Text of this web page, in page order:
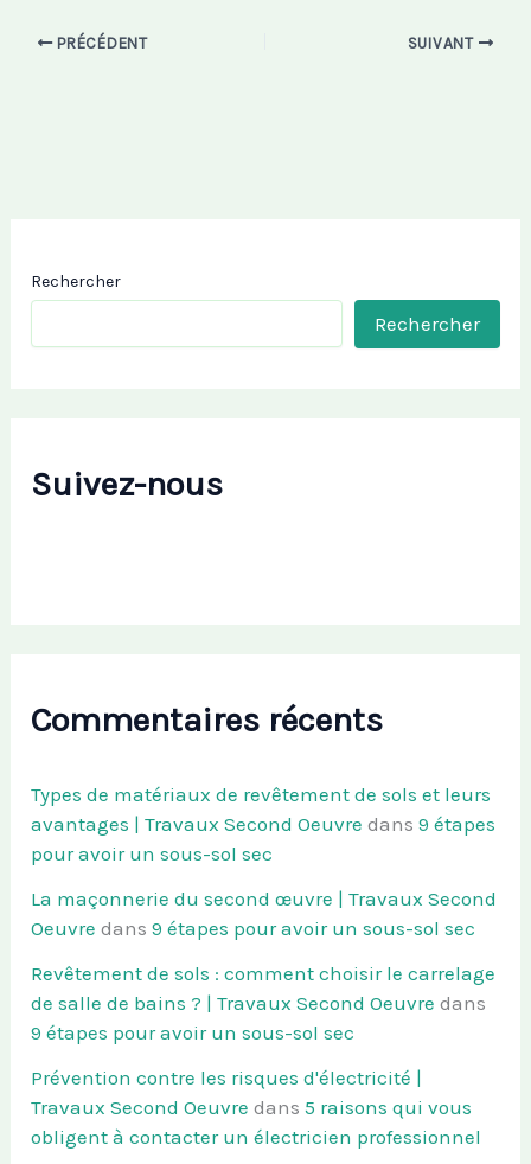
PRÉCÉDENT SUIVANT
Rechercher
Rechercher
Suivez-nous
Commentaires récents
Types de matériaux de revêtement de sols et leurs
avantages | Travaux Second Oeuvre dans9 étapes
pour avoir un sous-sol sec
La maçonnerie du second œuvre | Travaux Second
Oeuvre dans9 étapes pour avoir un sous-sol sec
Revêtement de sols : comment choisir le carrelage
de salle de bains ? | Travaux Second Oeuvre dans
9 étapes pour avoir un sous-sol sec
Prévention contre les risques d'électricité |
Travaux Second Oeuvre dans5 raisons qui vous
obligent à contacter un électricien professionnel